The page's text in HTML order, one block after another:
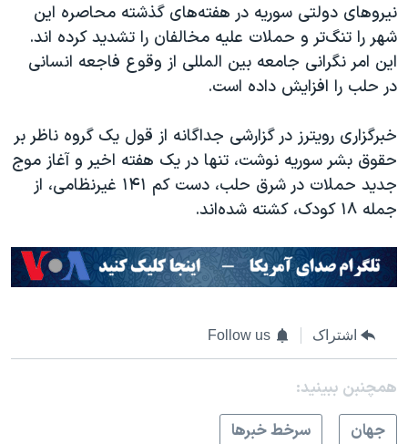
نیروهای دولتی سوریه در هفته‌های گذشته محاصره این
شهر را تنگ‌تر و حملات علیه مخالفان را تشدید کرده اند.
این امر نگرانی جامعه بین المللی از وقوع فاجعه انسانی
در حلب را افزایش داده است.
خبرگزاری رویترز در گزارشی جداگانه از قول یک گروه ناظر بر
حقوق بشر سوریه نوشت، تنها در یک هفته اخیر و آغاز موج
جدید حملات در شرق حلب، دست کم ۱۴۱ غیرنظامی، از
جمله ۱۸ کودک، کشته شده‌اند.
اشتراک Follow us
همچنبن ببینید:
جهان
سرخط خبرها